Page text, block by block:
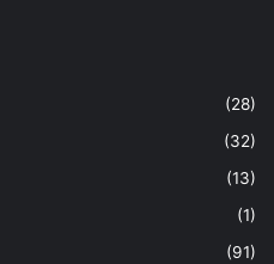
(28)
(32)
(13)
(1)
(91)